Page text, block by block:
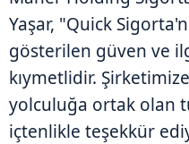
Yaşar, "Quick
gösterilen güven ve
kıymetlidir.
yolculuğa ortak olan
içtenlikle teşekkür